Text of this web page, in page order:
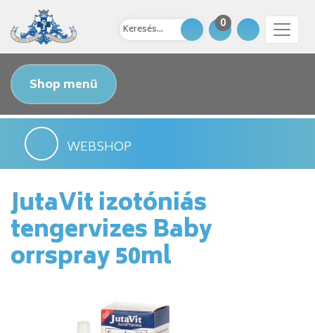
0
Shop menü
WEBSHOP
JutaVit izotóniás
tengervizes Baby
orrspray 50ml